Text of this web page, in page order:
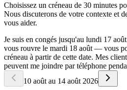
Choisissez un créneau de 30 minutes
Nous discuterons de votre contexte et
vous aider.
Je suis en congés jusqu'au lundi 17
vous rouvre le mardi 18 août — vous
créneau à partir de cette date. Mes
peuvent me joindre par téléphone
10 août au 14 août 2026